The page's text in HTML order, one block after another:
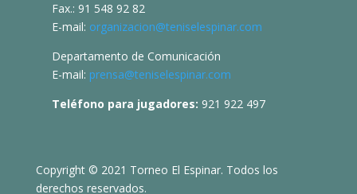
Fax.: 91 548 92 82
E-mail: organizacion@teniselespinar.com
Departamento de Comunicación
E-mail: prensa@teniselespinar.com
Teléfono para jugadores: 921 922 497
Copyright © 2021 Torneo El Espinar. Todos los
derechos reservados.